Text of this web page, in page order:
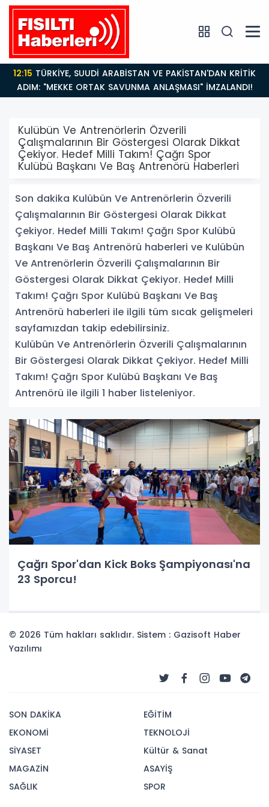
12:15
ADIM: "MEKKE ORTAK SAVUNMA ANLAŞMASI" İMZALANDI!
Kulübün Ve Antrenörlerin Özverili
Çalışmalarının Bir Göstergesi Olarak Dikkat
Çekiyor. Hedef Milli Takım! Çağrı Spor
Kulübü Başkanı Ve Baş Antrenörü Haberleri
Son dakika Kulübün Ve Antrenörlerin Özverili
Çalışmalarının Bir Göstergesi Olarak Dikkat
Çekiyor. Hedef Milli Takım! Çağrı Spor Kulübü
Başkanı Ve Baş Antrenörü haberleri ve Kulübün
Ve Antrenörlerin Özverili Çalışmalarının Bir
Göstergesi Olarak Dikkat Çekiyor. Hedef Milli
Takım! Çağrı Spor Kulübü Başkanı Ve Baş
Antrenörü haberleri ile ilgili tüm sıcak gelişmeleri
sayfamızdan takip edebilirsiniz.
Kulübün Ve Antrenörlerin Özverili Çalışmalarının
Bir Göstergesi Olarak Dikkat Çekiyor. Hedef Milli
Takım! Çağrı Spor Kulübü Başkanı Ve Baş
Antrenörü ile ilgili 1 haber listeleniyor.
Çağrı Spor'dan Kick Boks Şampiyonası'na
23 Sporcu!
© 2026 Tüm hakları saklıdır. Sistem : Gazisoft Haber
Yazılımı
SON DAKİKA
EKONOMİ
SİYASET
MAGAZİN
SAĞLIK
EĞİTİM
TEKNOLOJİ
Kültür & Sanat
ASAYİŞ
SPOR